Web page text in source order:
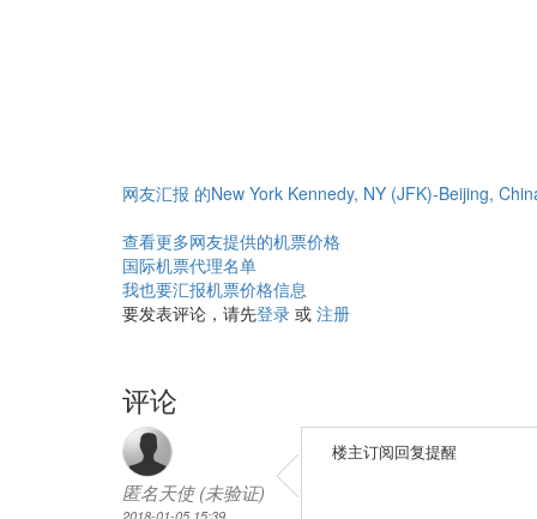
网友汇报 的New York Kennedy, NY (JFK)-Beijing,
查看更多网友提供的机票价格
国际机票代理名单
我也要汇报机票价格信息
要发表评论，请先登录 或 注册
评论
匿名天使 (未验证)
楼主订阅回复提醒